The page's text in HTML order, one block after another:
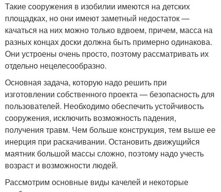
Такие сооружения в изобилии имеются на детских
площадках, но они имеют заметный недостаток —
качаться на них можно только вдвоем, причем, масса на
разных концах доски должна быть примерно одинакова.
Они устроены очень просто, поэтому рассматривать их
отдельно нецелесообразно.
Основная задача, которую надо решить при
изготовлении собственного проекта — безопасность для
пользователей. Необходимо обеспечить устойчивость
сооружения, исключить возможность падения,
получения травм. Чем больше конструкция, тем выше ее
инерция при раскачивании. Остановить движущийся
маятник большой массы сложно, поэтому надо учесть
возраст и возможности людей.
Рассмотрим основные виды качелей и некоторые